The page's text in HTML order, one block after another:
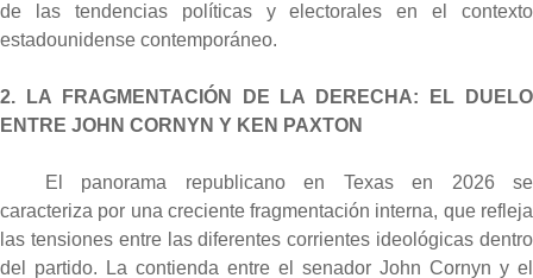
de las tendencias políticas y electorales en el contexto
estadounidense contemporáneo.
2. LA FRAGMENTACIÓN DE LA DERECHA: EL DUELO
ENTRE JOHN CORNYN Y KEN PAXTON
El panorama republicano en Texas en 2026 se
caracteriza por una creciente fragmentación interna, que refleja
las tensiones entre las diferentes corrientes ideológicas dentro
del partido. La contienda entre el senador John Cornyn y el